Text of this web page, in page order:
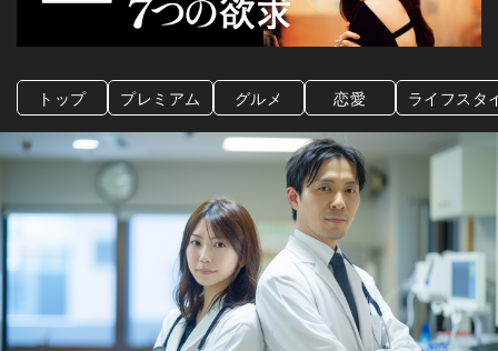
トップ プレミアム グルメ 恋愛 ライフスタ